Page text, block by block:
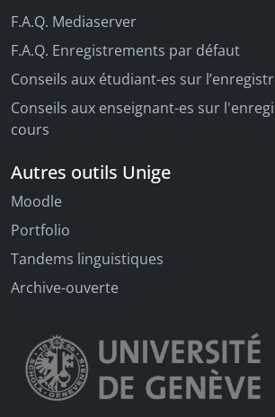
F.A.Q. Mediaserver
F.A.Q. Enregistrements par défaut
Conseils aux étudiant-es sur
Conseils aux enseignant-es sur
cours
Autres outils Unige
Moodle
Portfolio
Tandems linguistiques
Archive-ouverte